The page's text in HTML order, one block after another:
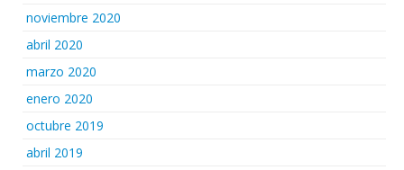
noviembre 2020
abril 2020
marzo 2020
enero 2020
octubre 2019
abril 2019